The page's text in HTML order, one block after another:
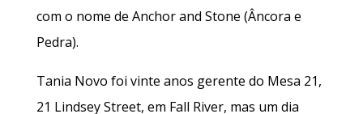
com o nome de Anchor and Stone (Âncora e
Pedra).
Tania Novo foi vinte anos gerente do Mesa 21,
21 Lindsey Street, em Fall River, mas um dia